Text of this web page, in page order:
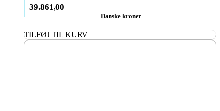
39.861,00
Danske kroner
TILFØJ TIL KURV